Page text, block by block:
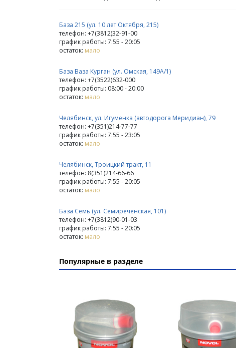
База 215 (ул. 10 лет Октября, 215)
телефон: +7(3812)32-91-00
график работы: 7:55 - 20:05
остаток: мало
База Ваза Курган (ул. Омская, 149А/1)
телефон: +7(3522)632-000
график работы: 08:00 - 20:00
остаток: мало
Челябинск, ул. Игуменка (автодорога Меридиан), 79
телефон: +7(351)214-77-77
график работы: 7:55 - 23:05
остаток: мало
Челябинск, Троицкий тракт, 11
телефон: 8(351)214-66-66
график работы: 7:55 - 20:05
остаток: мало
База Семь (ул. Семиреченская, 101)
телефон: +7(3812)90-01-03
график работы: 7:55 - 20:05
остаток: мало
Популярные в разделе